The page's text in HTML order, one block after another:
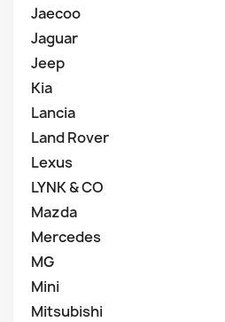
Jaecoo
Jaguar
Jeep
Kia
Lancia
Land Rover
Lexus
LYNK & CO
Mazda
Mercedes
MG
Mini
Mitsubishi